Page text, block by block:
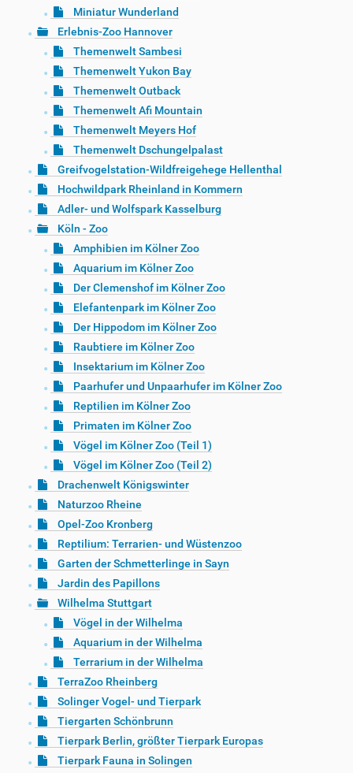
Miniatur Wunderland
Erlebnis-Zoo Hannover
Themenwelt Sambesi
Themenwelt Yukon Bay
Themenwelt Outback
Themenwelt Afi Mountain
Themenwelt Meyers Hof
Themenwelt Dschungelpalast
Greifvogelstation-Wildfreigehege Hellenthal
Hochwildpark Rheinland in Kommern
Adler- und Wolfspark Kasselburg
Köln - Zoo
Amphibien im Kölner Zoo
Aquarium im Kölner Zoo
Der Clemenshof im Kölner Zoo
Elefantenpark im Kölner Zoo
Der Hippodom im Kölner Zoo
Raubtiere im Kölner Zoo
Insektarium im Kölner Zoo
Paarhufer und Unpaarhufer im Kölner Zoo
Reptilien im Kölner Zoo
Primaten im Kölner Zoo
Vögel im Kölner Zoo (Teil 1)
Vögel im Kölner Zoo (Teil 2)
Drachenwelt Königswinter
Naturzoo Rheine
Opel-Zoo Kronberg
Reptilium: Terrarien- und Wüstenzoo
Garten der Schmetterlinge in Sayn
Jardin des Papillons
Wilhelma Stuttgart
Vögel in der Wilhelma
Aquarium in der Wilhelma
Terrarium in der Wilhelma
TerraZoo Rheinberg
Solinger Vogel- und Tierpark
Tiergarten Schönbrunn
Tierpark Berlin, größter Tierpark Europas
Tierpark Fauna in Solingen